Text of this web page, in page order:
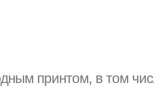
принтом, в том